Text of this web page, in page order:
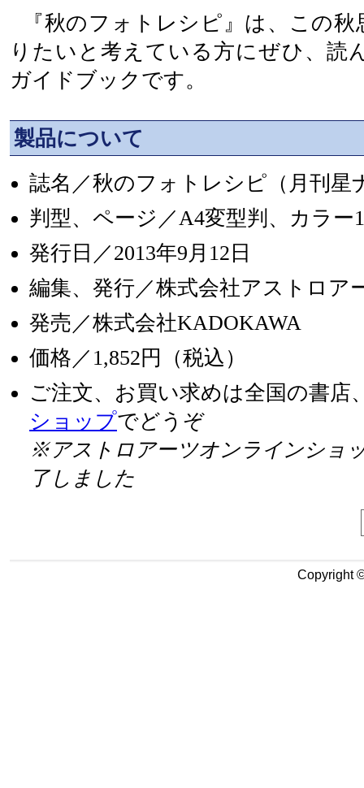
『秋のフォトレシピ』は、この
りたいと考えている方にぜひ、読
ガイドブックです。
製品について
誌名／秋のフォトレシピ（月刊星
判型、ページ／A4変型判、カラー
発行日／2013年9月12日
編集、発行／株式会社アストロア
発売／株式会社KADOKAWA
価格／1,852円（税込）
ご注文、お買い求めは全国の書店
ショップでどうぞ
※アストロアーツオンラインショ
了しました
Copyright